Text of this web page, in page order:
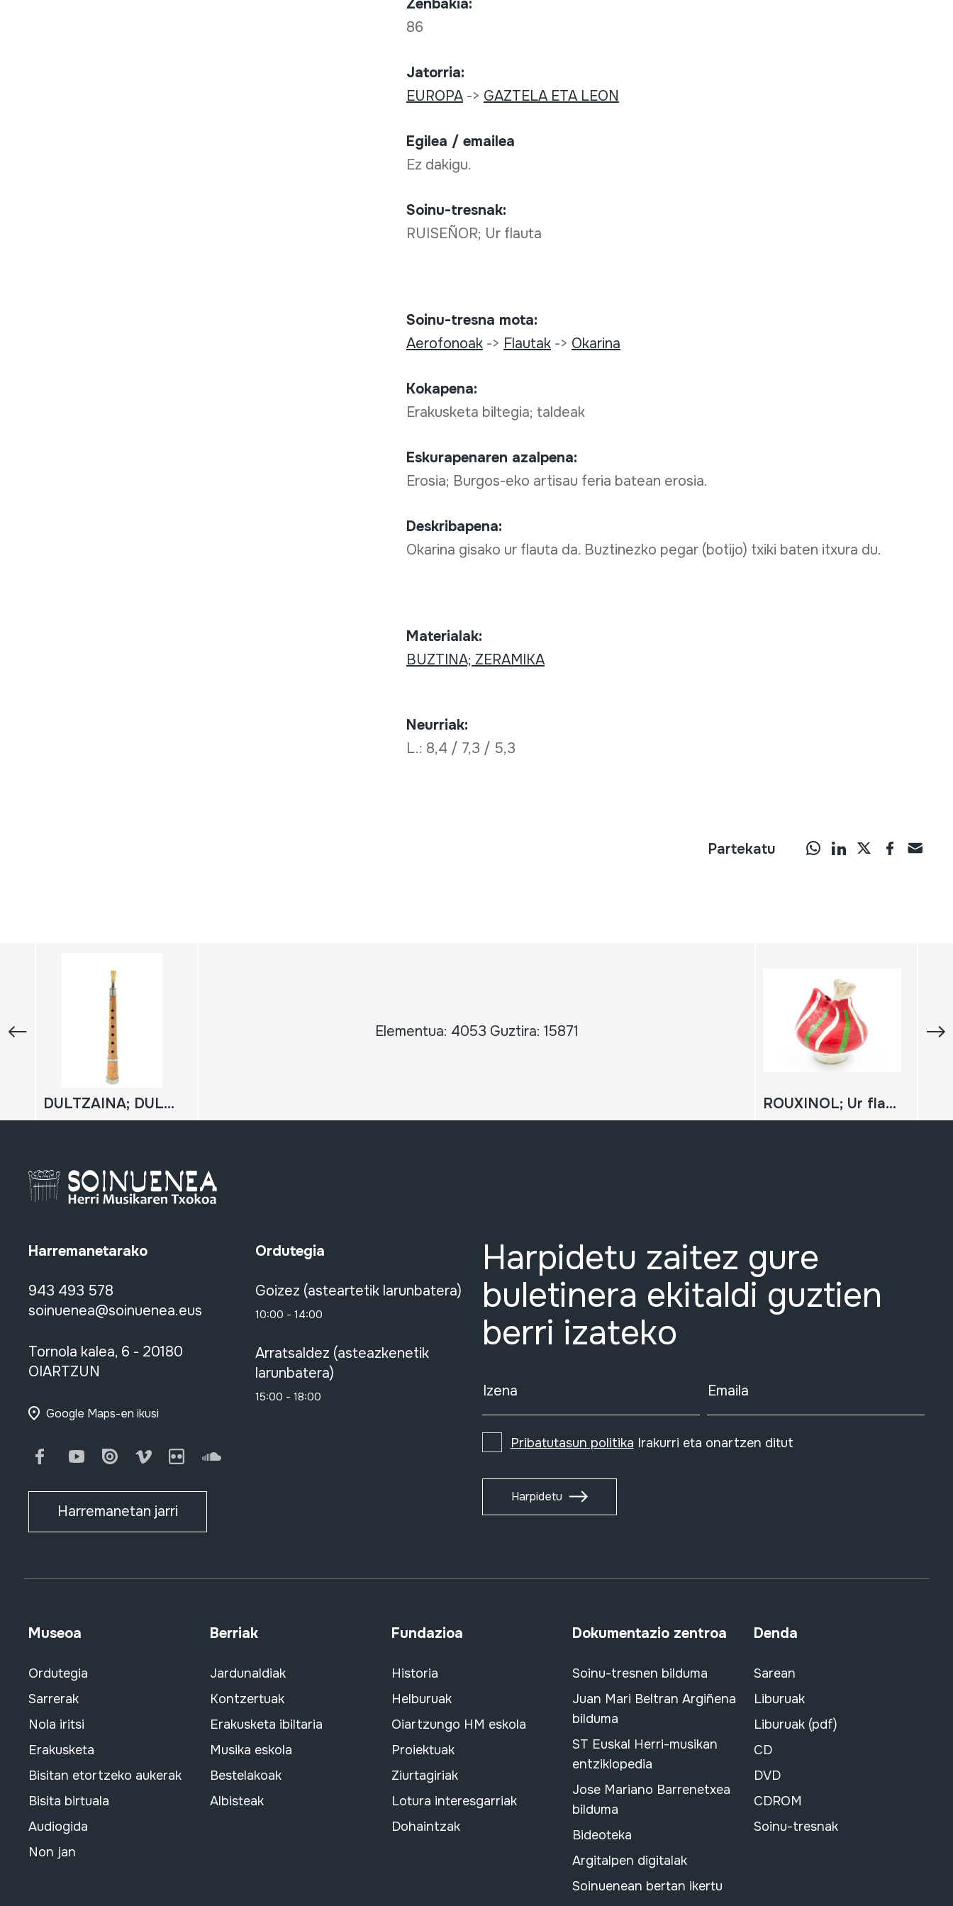
Zenbakia:
86
Jatorria:
EUROPA-> GAZTELA ETA LEON
Egilea / emailea
Ez dakigu.
Soinu-tresnak:
RUISEÑOR; Ur flauta
Soinu-tresna mota:
Aerofonoak-> Flautak-> Okarina
Kokapena:
Erakusketa biltegia; taldeak
Eskurapenaren azalpena:
Erosia; Burgos-eko artisau feria batean erosia.
Deskribapena:
Okarina gisako ur flauta da. Buztinezko pegar (botijo) txiki baten itxura du.
Materialak:
BUZTINA; ZERAMIKA
Neurriak:
L.: 8,4 / 7,3 / 5,3
Partekatu
Elementua: 4053 Guztira: 15871
DULTZAINA; DULZAINA ROUXINOL; Ur flauta
Harremanetarako
943 493 578
soinuenea@soinuenea.eus
Tornola kalea, 6 - 20180
OIARTZUN
Google Maps-en ikusi
FacebookYoutubeIssuu Vimeo FlickrSoundCloud
Harremanetan jarri
Ordutegia
Goizez (asteartetik larunbatera)
10:00 - 14:00
Arratsaldez (asteazkenetik
larunbatera)
15:00 - 18:00
Harpidetu zaitez gure
buletinera ekitaldi guztien
berri izateko
Izena Emaila
Pribatutasun politika Irakurri eta onartzen ditut
Harpidetu
Museoa
Ordutegia
Sarrerak
Nola iritsi
Erakusketa
Bisitan etortzeko aukerak
Bisita birtuala
Audiogida
Non jan
Berriak
Jardunaldiak
Kontzertuak
Erakusketa ibiltaria
Musika eskola
Bestelakoak
Albisteak
Fundazioa
Historia
Helburuak
Oiartzungo HM eskola
Proiektuak
Ziurtagiriak
Lotura interesgarriak
Dohaintzak
Dokumentazio zentroa
Soinu-tresnen bilduma
Juan Mari Beltran Argiñena
bilduma
ST Euskal Herri-musikan
entziklopedia
Jose Mariano Barrenetxea
bilduma
Bideoteka
Argitalpen digitalak
Soinuenean bertan ikertu
Denda
Sarean
Liburuak
Liburuak (pdf)
CD
DVD
CDROM
Soinu-tresnak